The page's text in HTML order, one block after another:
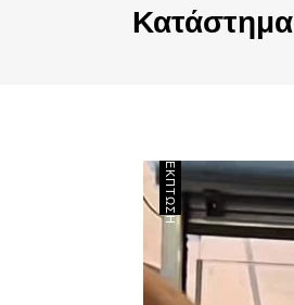
Κατάστημα
ΈΚΠΤΩΣΗ